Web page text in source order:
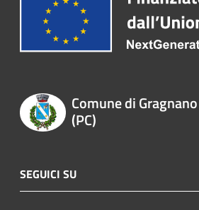
Comune di
(PC)
SEGUICI SU